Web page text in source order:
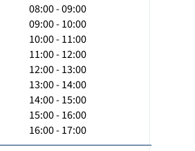
08:00 - 09:00
09:00 - 10:00
10:00 - 11:00
11:00 - 12:00
12:00 - 13:00
13:00 - 14:00
14:00 - 15:00
15:00 - 16:00
16:00 - 17:00